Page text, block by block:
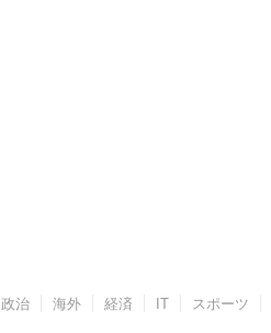
政治 海外 経済 IT スポーツ